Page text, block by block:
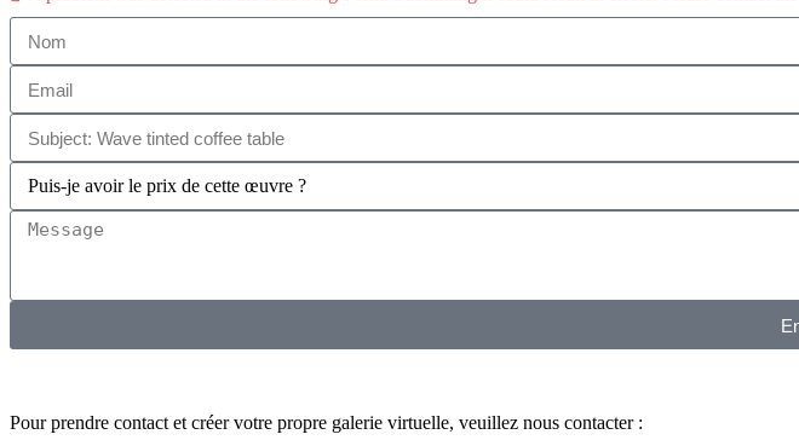
Pour prendre contact et créer votre propre galerie virtuelle, veuillez nous contacter :